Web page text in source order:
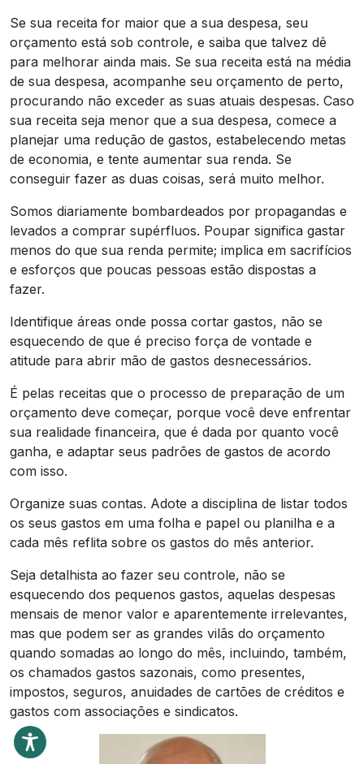
Se sua receita for maior que a sua despesa, seu
orçamento está sob controle, e saiba que talvez dê
para melhorar ainda mais. Se sua receita está na média
de sua despesa, acompanhe seu orçamento de perto,
procurando não exceder as suas atuais despesas. Caso
sua receita seja menor que a sua despesa, comece a
planejar uma redução de gastos, estabelecendo metas
de economia, e tente aumentar sua renda. Se
conseguir fazer as duas coisas, será muito melhor.
Somos diariamente bombardeados por propagandas e
levados a comprar supérfluos. Poupar significa gastar
menos do que sua renda permite; implica em sacrifícios
e esforços que poucas pessoas estão dispostas a
fazer.
Identifique áreas onde possa cortar gastos, não se
esquecendo de que é preciso força de vontade e
atitude para abrir mão de gastos desnecessários.
É pelas receitas que o processo de preparação de um
orçamento deve começar, porque você deve enfrentar
sua realidade financeira, que é dada por quanto você
ganha, e adaptar seus padrões de gastos de acordo
com isso.
Organize suas contas. Adote a disciplina de listar todos
os seus gastos em uma folha e papel ou planilha e a
cada mês reflita sobre os gastos do mês anterior.
Seja detalhista ao fazer seu controle, não se
esquecendo dos pequenos gastos, aquelas despesas
mensais de menor valor e aparentemente irrelevantes,
mas que podem ser as grandes vilãs do orçamento
quando somadas ao longo do mês, incluindo, também,
os chamados gastos sazonais, como presentes,
impostos, seguros, anuidades de cartões de créditos e
gastos com associações e sindicatos.